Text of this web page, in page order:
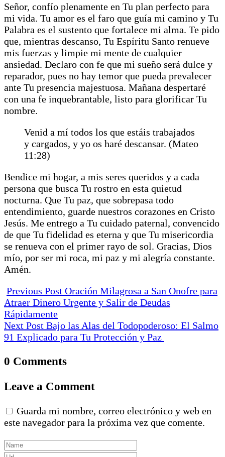
Señor, confío plenamente en Tu plan perfecto para
mi vida. Tu amor es el faro que guía mi camino y Tu
Palabra es el sustento que fortalece mi alma. Te pido
que, mientras descanso, Tu Espíritu Santo renueve
mis fuerzas y limpie mi mente de cualquier
ansiedad. Declaro con fe que mi sueño será dulce y
reparador, pues no hay temor que pueda prevalecer
ante Tu presencia majestuosa. Mañana despertaré
con una fe inquebrantable, listo para glorificar Tu
nombre.
Venid a mí todos los que estáis trabajados
y cargados, y yo os haré descansar. (Mateo
11:28)
Bendice mi hogar, a mis seres queridos y a cada
persona que busca Tu rostro en esta quietud
nocturna. Que Tu paz, que sobrepasa todo
entendimiento, guarde nuestros corazones en Cristo
Jesús. Me entrego a Tu cuidado paternal, convencido
de que Tu fidelidad es eterna y que Tu misericordia
se renueva con el primer rayo de sol. Gracias, Dios
mío, por ser mi roca, mi paz y mi alegría constante.
Amén.
Previous Post Oración Milagrosa a San Onofre para
Atraer Dinero Urgente y Salir de Deudas
Rápidamente
Next Post Bajo las Alas del Todopoderoso: El Salmo
91 Explicado para Tu Protección y Paz
0 Comments
Leave a Comment
Guarda mi nombre, correo electrónico y web en
este navegador para la próxima vez que comente.